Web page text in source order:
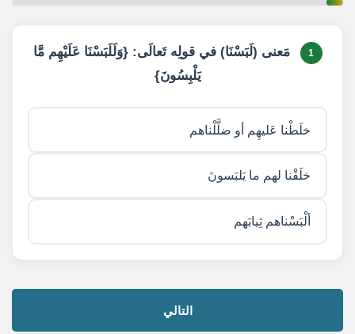
1
مَعنى (لَبَسْنَا) في قولِه تَعالَى: {وَلَلَبَسْنَا عَلَيْهِم مَّا
يَلْبِسُونَ}
خلَطْنا عَليهِم أو ضلَّلْناهم
خلَقْنا لهم ما يَلبَسونَ
ألْبَسْناهم ثِيابَهم
التالي